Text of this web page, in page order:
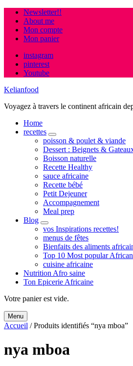
Newsletter!!
About me
Mon compte
Mon panier
instagram
pinterest
Youtube
Kelianfood
Voyagez à travers le continent africain
Home
recettes
expand
child
menu
poisson & poulet & viande
Dessert : Beignets &
Boisson naturelle
Recette Healthy
sauce africaine
Recette bébé
Petit Dejeuner
Accompagnement
Meal prep
Blog
expand
child
menu
vos Inspirations recettes!
menus de fêtes
Bienfaits des aliments
Top 10 Most popular
cuisine africaine
Nutrition Afro saine
Ton Epicerie Africaine
Search
Votre panier est vide.
Menu
Accueil / Produits identifiés “nya mboa”
nya mboa